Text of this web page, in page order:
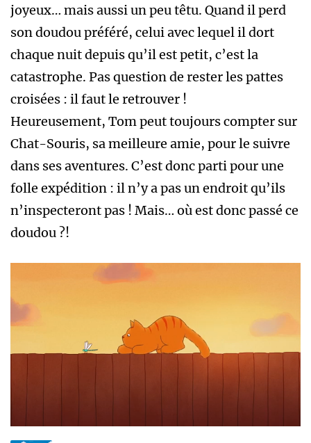
joyeux… mais aussi un peu têtu. Quand il perd
son doudou préféré, celui avec lequel il dort
chaque nuit depuis qu’il est petit, c’est la
catastrophe. Pas question de rester les pattes
croisées : il faut le retrouver !
Heureusement, Tom peut toujours compter sur
Chat-Souris, sa meilleure amie, pour le suivre
dans ses aventures. C’est donc parti pour une
folle expédition : il n’y a pas un endroit qu’ils
n’inspecteront pas ! Mais… où est donc passé ce
doudou ?!